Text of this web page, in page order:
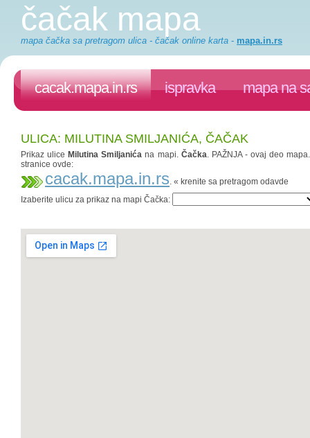
čačak mapa
mapa čačka sa pretragom ulica - čačak online karta - mapa.in.rs
cacak.mapa.in.rs ispravka mapa na
ULICA: MILUTINA SMILJANIĆA, ČAČAK
Prikaz ulice Milutina Smiljanića na mapi. Čačka. PAŽNJA - ovaj deo
stranice ovde:
cacak.mapa.in.rs. « krenite sa pretragom odavde
Izaberite ulicu za prikaz na mapi Čačka: